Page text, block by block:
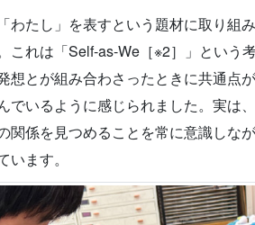
わたし」を表すという題材に取り組
これは「Self-as-We［※2］」という
想とが組み合わさったときに共通点
でいるように感じられました。実は
関係を見つめることを常に意識しな
ます。